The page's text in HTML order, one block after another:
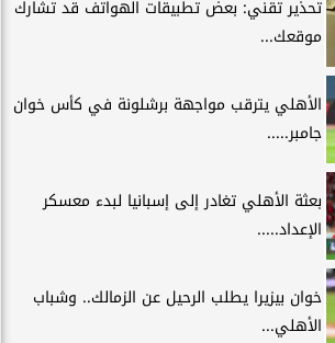
تحذير تقني: بعض تطبيقات الهواتف قد تشارك
موقعك...
الأهلي يترقب مواجهة برشلونة في كأس خوان
جامبر.....
بعثة الأهلي تغادر إلى إسبانيا لبدء معسكر
الإعداد.....
خوان بيزيرا يطلب الرحيل عن الزمالك.. وشباب
الأهلي...